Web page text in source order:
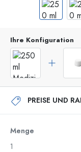
Ihre Konfiguration
PREISE UND
Menge
1